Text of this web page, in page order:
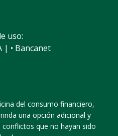
uso:
| • Bancanet
del consumo financiero,
una opción adicional y
que no hayan sido